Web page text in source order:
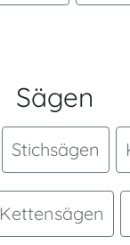
Sägen
Stichsägen
Kettensägen